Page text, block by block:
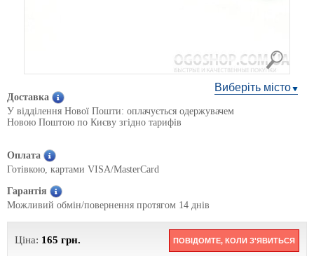
Виберіть місто
Доставка
У відділення Нової Пошти: оплачується одержувачем
Новою Поштою по Києву згідно тарифів
Оплата
Готівкою, картами VISA/MasterCard
Гарантія
Можливий обмін/повернення протягом 14 днів
Ціна: 165 грн. ПОВІДОМТЕ, КОЛИ З'ЯВИТЬСЯ